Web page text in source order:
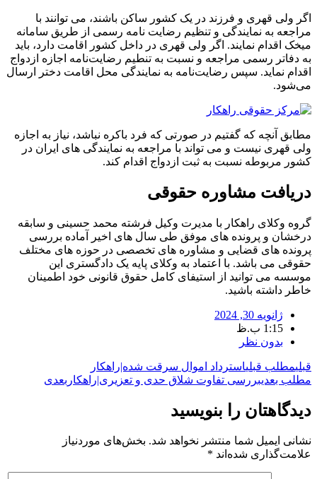
اگر ولی قهری و فرزند در یک کشور ساکن باشند، می توانند با
مراجعه به نمایندگی و تنظیم رضایت نامه رسمی از طریق سامانه
میخک اقدام نمایند. اگر ولی قهری در داخل کشور اقامت دارد، باید
به دفاتر رسمی مراجعه و نسبت به تنطیم رضایت‌نامه اجازه ازدواج
اقدام نماید. سپس رضایت‌نامه به نمایندگی محل اقامت دختر ارسال
می‌شود.
مطابق آنچه که گفتیم در صورتی که فرد باکره نباشد، نیاز به اجازه
ولی قهری نیست و می تواند با مراجعه به نمایندگی های ایران در
کشور مربوطه نسبت به ثبت ازدواج اقدام کند.
دریافت مشاوره حقوقی
گروه وکلای راهکار با مدیرت وکیل فرشته محمد حسینی و سابقه
درخشان و پرونده های موفق طی سال های اخیر آماده بررسی
پرونده های قضایی و مشاوره های تخصصی در حوزه های مختلف
حقوقی می باشد. با اعتماد به وکلای پایه یک دادگستری این
موسسه می توانید از استیفای کامل حقوق قانونی خود اطمینان
خاطر داشته باشید.
ژانویه 30, 2024
1:15 ب.ظ
بدون نظر
قبلیمطلب قبلیاسترداد اموال سرقت شده|راهکار
مطلب بعدیبررسی تفاوت شلاق حدی و تعزیری|راهکار بعدی
دیدگاهتان را بنویسید
نشانی ایمیل شما منتشر نخواهد شد. بخش‌های موردنیاز
علامت‌گذاری شده‌اند *